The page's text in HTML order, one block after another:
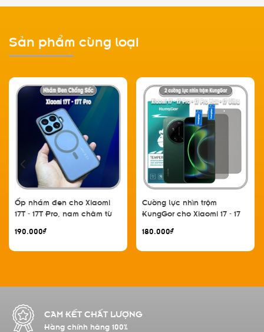
Sản phẩm cùng loại
Ốp nhám đen cho Xiaomi
17T - 17T Pro, nam châm từ
190.000₫
Cường lực nhìn trộm
KungGor cho Xiaomi 17 - 17
không viền đen bộ 2 miếng
180.000₫
CAM KẾT CHẤT LƯỢNG
Hàng chính hãng 100%